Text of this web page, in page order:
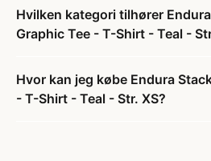
Hvilken kategori tilhører
Graphic Tee - T-Shirt - Teal -
Hvor kan jeg købe Endura
- T-Shirt - Teal - Str. XS?